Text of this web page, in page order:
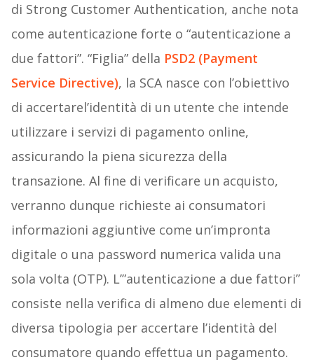
di Strong Customer Authentication, anche nota
come autenticazione forte o “autenticazione a
due fattori”. “Figlia” della PSD2 (Payment
Service Directive), la SCA nasce con l’obiettivo
di accertarel’identità di un utente che intende
utilizzare i servizi di pagamento online,
assicurando la piena sicurezza della
transazione. Al fine di verificare un acquisto,
verranno dunque richieste ai consumatori
informazioni aggiuntive come un’impronta
digitale o una password numerica valida una
sola volta (OTP). L’”autenticazione a due fattori”
consiste nella verifica di almeno due elementi di
diversa tipologia per accertare l’identità del
consumatore quando effettua un pagamento.